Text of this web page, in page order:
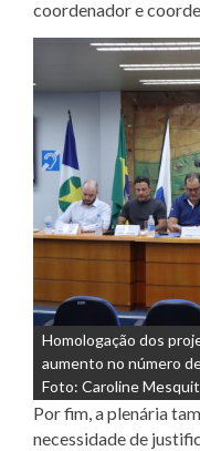
coordenador e
Homologação dos
aumento no número
Foto: Caroline
Por fim, a plenária
necessidade de